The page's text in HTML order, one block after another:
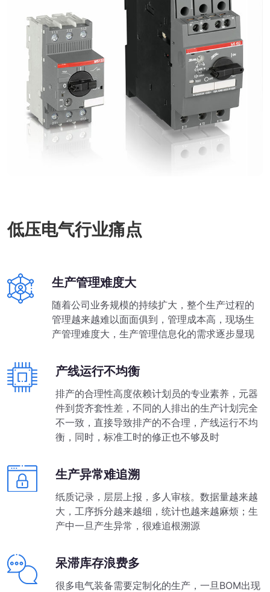
低压电气行业痛点
生产管理难度大
随着公司业务规模的持续扩大，整个生产过程的
管理越来越难以面面俱到，管理成本高，现场生
产管理难度大，生产管理信息化的需求逐步显现
产线运行不均衡
排产的合理性高度依赖计划员的专业素养，元器
件到货齐套性差，不同的人排出的生产计划完全
不一致，直接导致排产的不合理，产线运行不均
衡，同时，标准工时的修正也不够及时
生产异常难追溯
纸质记录，层层上报，多人审核。数据量越来越
大，工序拆分越来越细，统计也越来越麻烦；生
产中一旦产生异常，很难追根溯源
呆滞库存浪费多
很多电气装备需要定制化的生产，一旦BOM出现